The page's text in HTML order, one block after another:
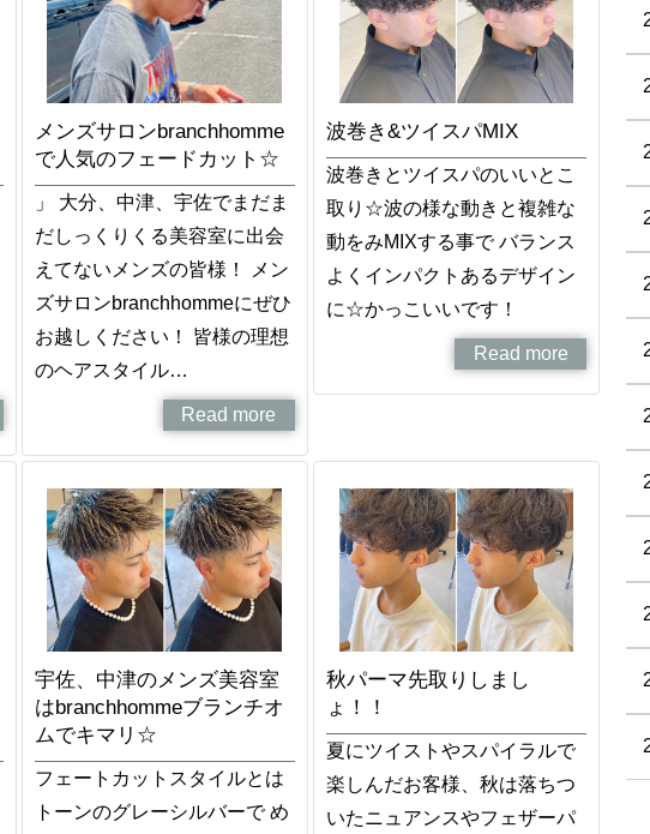
メンズサロンbranchhomme
で人気のフェードカット☆
」 大分、中津、宇佐でまだま
だしっくりくる美容室に出会
えてないメンズの皆様！ メン
ズサロンbranchhommeにぜひ
お越しください！ 皆様の理想
のヘアスタイル…
Read more
波巻き&ツイスパMIX
波巻きとツイスパのいいとこ
取り☆波の様な動きと複雑な
動をみMIXする事で バランス
よくインパクトあるデザイン
に☆かっこいいです！
Read more
宇佐、中津のメンズ美容室
はbranchhommeブランチオ
ムでキマリ☆
フェートカットスタイルとは
トーンのグレーシルバーで め
秋パーマ先取りしまし
ょ！！
夏にツイストやスパイラルで
楽しんだお客様、秋は落ちつ
いたニュアンスやフェザーパ